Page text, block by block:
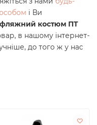
і Ви
костюм ПТ
в нашому інтернет-
до того ж у нас